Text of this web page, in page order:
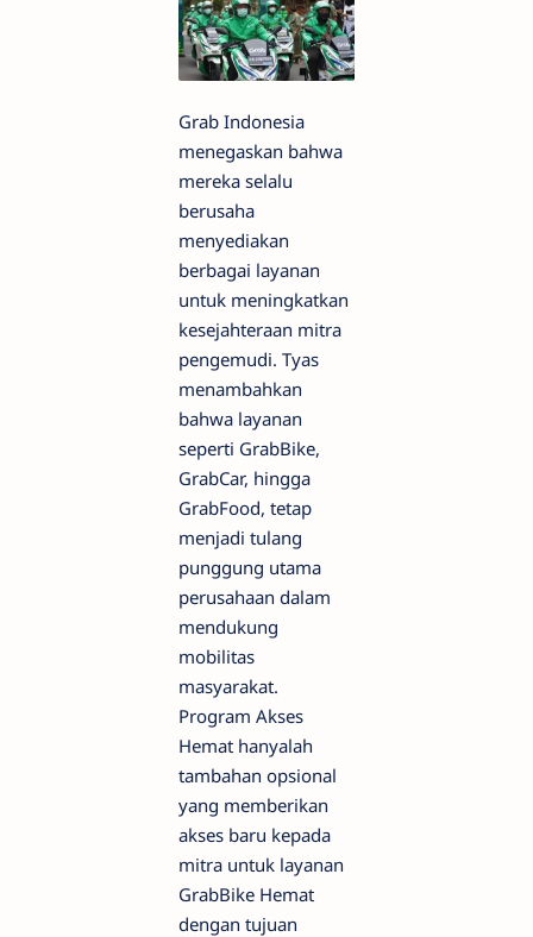
Grab Indonesia
menegaskan bahwa
mereka selalu
berusaha
menyediakan
berbagai layanan
untuk meningkatkan
kesejahteraan mitra
pengemudi. Tyas
menambahkan
bahwa layanan
seperti GrabBike,
GrabCar, hingga
GrabFood, tetap
menjadi tulang
punggung utama
perusahaan dalam
mendukung
mobilitas
masyarakat.
Program Akses
Hemat hanyalah
tambahan opsional
yang memberikan
akses baru kepada
mitra untuk layanan
GrabBike Hemat
dengan tujuan